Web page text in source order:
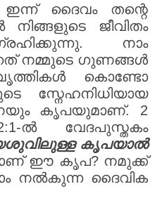
ദൈവം തന്റെ
ജീവിതം
നാം
നമ്മുടെ ഗുണങ്ങൾ
കൊണ്ടോ
സ്നേഹനിധിയായ
കൃപയുമാണ്. 2
ൽ വേദപുസ്തകം
കൃപയാൽ
ഈ കൃപ? നമുക്ക്
നൽകുന്ന ദൈവിക